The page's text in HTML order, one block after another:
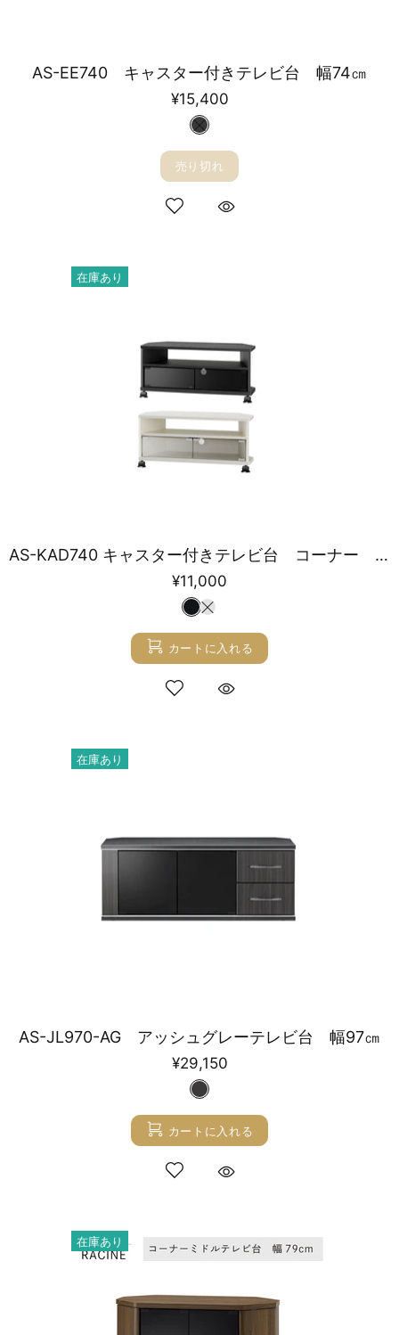
AS-EE740 キャスター付きテレビ台 幅74㎝
¥15,400
売り切れ
在庫あり
AS-KAD740 キャスター付きテレビ台 コーナー 幅74㎝
¥11,000
カートに入れる
在庫あり
AS-JL970-AG アッシュグレーテレビ台 幅97㎝
¥29,150
カートに入れる
在庫あり